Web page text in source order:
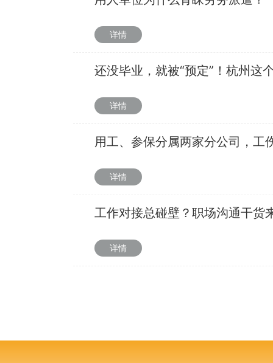
详情
还没毕业，就被“预定”！杭州这
详情
用工、参保分属两家分公司，工
详情
工作对接总碰壁？职场沟通干货
详情